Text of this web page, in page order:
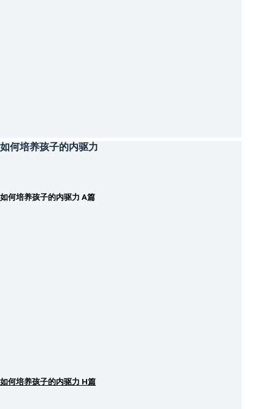
如何培养孩子的内驱力
如何培养孩子的内驱力 A篇
如何培养孩子的内驱力 H篇